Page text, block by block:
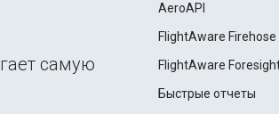
самую
AeroAPI
FlightAware Firehose
FlightAware
Быстрые отчеты